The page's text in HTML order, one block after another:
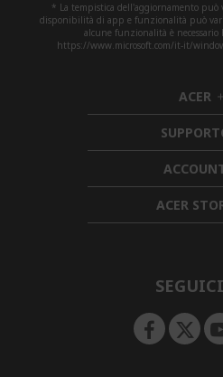
* La tempistica dell'aggiornamento può
disponibilità di app e funzionalità può
alcune funzionalità è necessario
https://www.microsoft.com/it-it/
ACER h
i
d
d
e
n
ACER